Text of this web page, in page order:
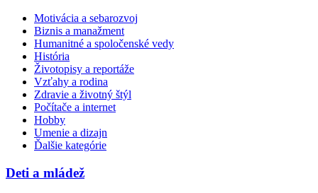
Motivácia a sebarozvoj
Biznis a manažment
Humanitné a spoločenské vedy
História
Životopisy a reportáže
Vzťahy a rodina
Zdravie a životný štýl
Počítače a internet
Hobby
Umenie a dizajn
Ďalšie kategórie
Deti a mládež